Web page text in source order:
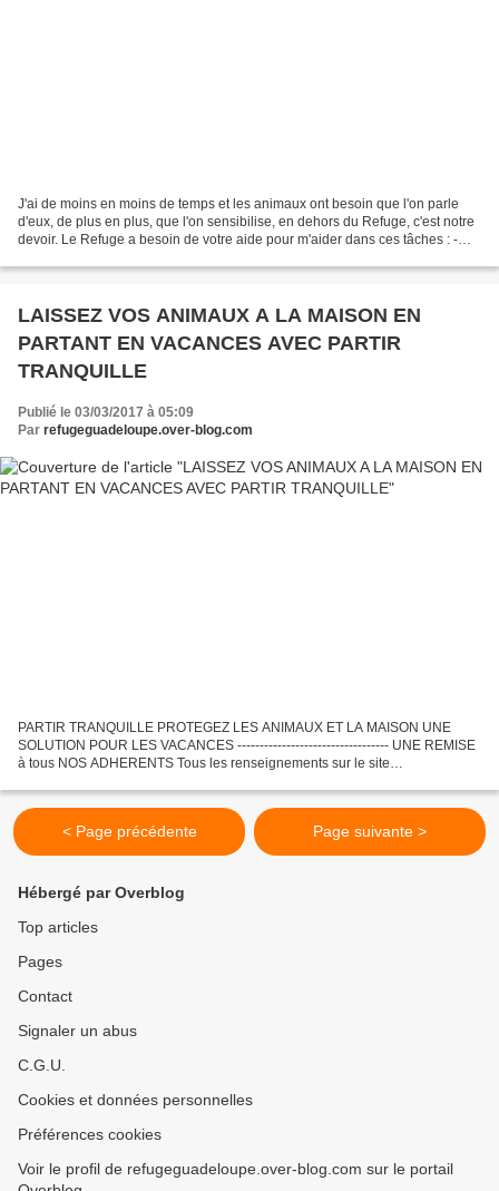
J'ai de moins en moins de temps et les animaux ont besoin que l'on parle
d'eux, de plus en plus, que l'on sensibilise, en dehors du Refuge, c'est notre
devoir. Le Refuge a besoin de votre aide pour m'aider dans ces tâches : -
LAISSEZ VOS ANIMAUX A LA MAISON EN
PARTANT EN VACANCES AVEC PARTIR
TRANQUILLE
Publié le 03/03/2017 à 05:09
Par refugeguadeloupe.over-blog.com
PARTIR TRANQUILLE PROTEGEZ LES ANIMAUX ET LA MAISON UNE
SOLUTION POUR LES VACANCES ---------------------------------- UNE REMISE
à tous NOS ADHERENTS Tous les renseignements sur le site
tous,...
< Page précédente Page suivante >
Hébergé par Overblog
Top articles
Pages
Contact
Signaler un abus
C.G.U.
Cookies et données personnelles
Préférences cookies
Voir le profil de refugeguadeloupe.over-blog.com sur le portail